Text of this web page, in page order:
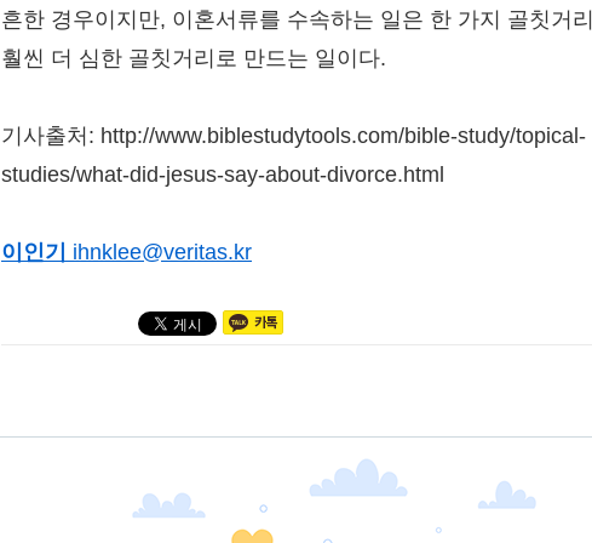
흔한 경우이지만, 이혼서류를 수속하는 일은 한 가지 골칫거
훨씬 더 심한 골칫거리로 만드는 일이다.
기사출처: http://www.biblestudytools.com/bible-study/topical-
studies/what-did-jesus-say-about-divorce.html
이인기 ihnklee@veritas.kr